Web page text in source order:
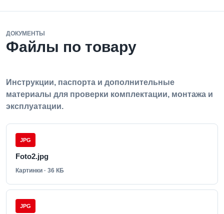
ДОКУМЕНТЫ
Файлы по товару
Инструкции, паспорта и дополнительные
материалы для проверки комплектации, монтажа и
эксплуатации.
JPG
Foto2.jpg
Картинки · 36 КБ
JPG